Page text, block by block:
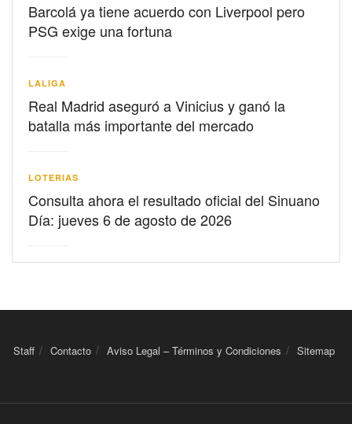
Barcolá ya tiene acuerdo con Liverpool pero
PSG exige una fortuna
LALIGA
Real Madrid aseguró a Vinicius y ganó la
batalla más importante del mercado
LOTERIAS
Consulta ahora el resultado oficial del Sinuano
Día: jueves 6 de agosto de 2026
Staff Contacto Aviso Legal – Términos y Condiciones Sitemap